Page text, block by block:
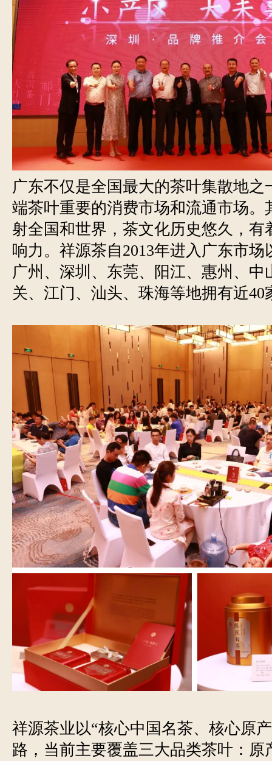
广东不仅是全国最大的茶叶集散地之
端茶叶重要的消费市场和流通市场。
射全国和世界，茶文化历史悠久，有
响力。祥源茶自2013年进入广东市场
广州、深圳、东莞、阳江、惠州、中
关、江门、汕头、珠海等地拥有近40
祥源茶业以“核心中国名茶、核心原
路，当前主要覆盖三大品类茶叶：原